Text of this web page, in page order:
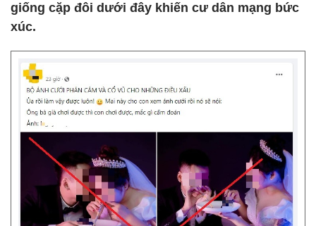
giống cặp đôi dưới đây khiến cư dân mạng bức
xúc.